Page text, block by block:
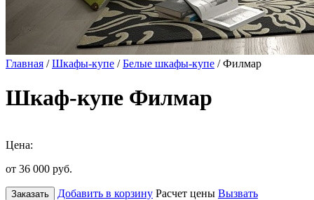
Главная /Шкафы-купе /Белые шкафы-купе / Филмар
Шкаф-купе Филмар
Цена:
от 36 000 руб.
Заказать Добавить в корзину Расчет цены Вызвать